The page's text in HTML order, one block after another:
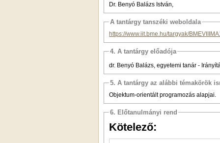
Dr. Benyó Balázs István,
A tantárgy tanszéki weboldala
https://www.iit.bme.hu/targyak/
4. A tantárgy előadója
dr. Benyó Balázs, egyetemi tanár -
5. A tantárgy az alábbi témakörök
Objektum-orientált programozás alapjai.
6. Előtanulmányi rend
Kötelező: